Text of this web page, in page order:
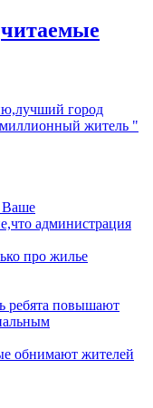
читаемые
город
житель "
Ваше
администрация
про жилье
ребята повышают
обнимают жителей